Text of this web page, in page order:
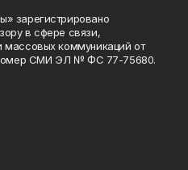
зарегистрировано
в сфере связи,
массовых коммуникаций от
номер СМИ ЭЛ № ФС 77-75680.